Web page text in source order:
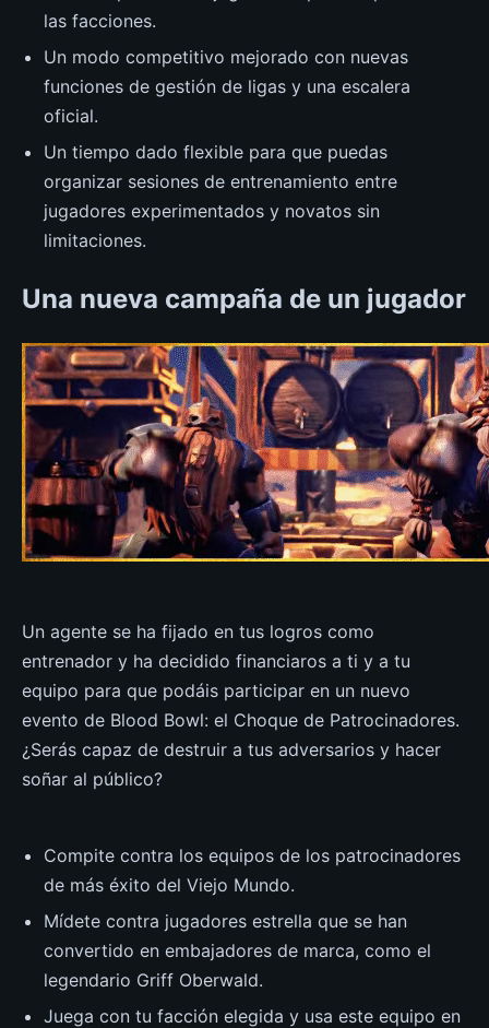
las facciones.
Un modo competitivo mejorado con nuevas
funciones de gestión de ligas y una escalera
oficial.
Un tiempo dado flexible para que puedas
organizar sesiones de entrenamiento entre
jugadores experimentados y novatos sin
limitaciones.
Una nueva campaña de un jugador
Un agente se ha fijado en tus logros como
entrenador y ha decidido financiaros a ti y a tu
equipo para que podáis participar en un nuevo
evento de Blood Bowl: el Choque de Patrocinadores.
¿Serás capaz de destruir a tus adversarios y hacer
soñar al público?
Compite contra los equipos de los patrocinadores
de más éxito del Viejo Mundo.
Mídete contra jugadores estrella que se han
convertido en embajadores de marca, como el
legendario Griff Oberwald.
Juega con tu facción elegida y usa este equipo en